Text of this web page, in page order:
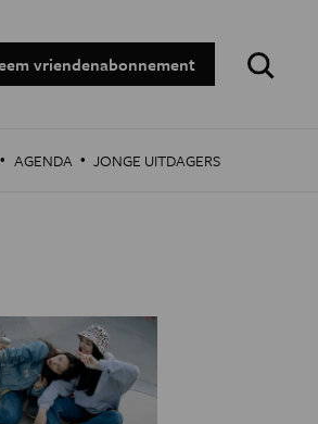
vriendenabonnement
Zoeken:
· AGENDA · JONGE UITDAGERS